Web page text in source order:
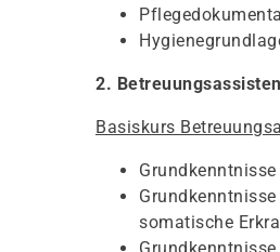
2.
Basiskurs
somatische